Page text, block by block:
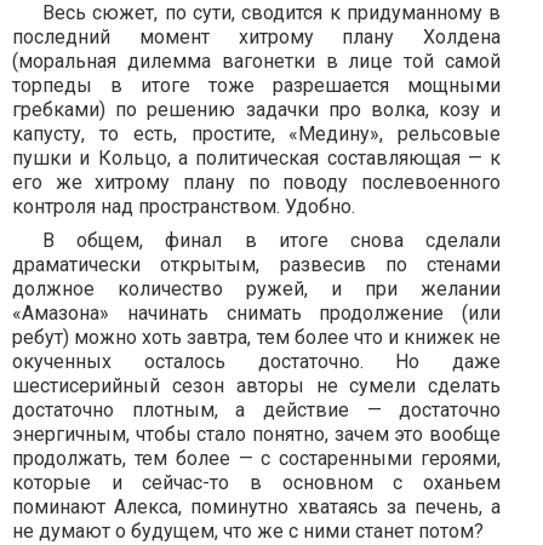
Весь сюжет, по сути, сводится к придуманному в
последний момент хитрому плану Холдена
(моральная дилемма вагонетки в лице той самой
торпеды в итоге тоже разрешается мощными
гребками) по решению задачки про волка, козу и
капусту, то есть, простите, «Медину», рельсовые
пушки и Кольцо, а политическая составляющая — к
его же хитрому плану по поводу послевоенного
контроля над пространством. Удобно.
В общем, финал в итоге снова сделали
драматически открытым, развесив по стенами
должное количество ружей, и при желании
«Амазона» начинать снимать продолжение (или
ребут) можно хоть завтра, тем более что и книжек не
окученных осталось достаточно. Но даже
шестисерийный сезон авторы не сумели сделать
достаточно плотным, а действие — достаточно
энергичным, чтобы стало понятно, зачем это вообще
продолжать, тем более — с состаренными героями,
которые и сейчас-то в основном с оханьем
поминают Алекса, поминутно хватаясь за печень, а
не думают о будущем, что же с ними станет потом?